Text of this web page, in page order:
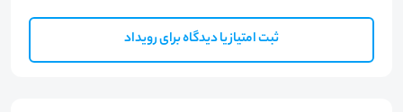
ثبت امتیاز یا دیدگاه برای رویداد